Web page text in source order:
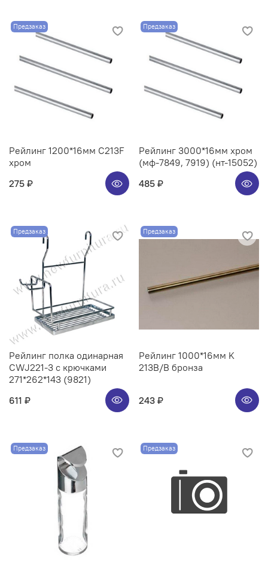
Предзаказ
Рейлинг 1200*16мм C213F
хром
275 ₽
Предзаказ
Рейлинг 3000*16мм хром
(мф-7849, 7919) (нт-15052)
485 ₽
Предзаказ
Рейлинг полка одинарная
CWJ221-3 с крючками
271*262*143 (9821)
611 ₽
Предзаказ
Рейлинг 1000*16мм K
213B/B бронза
243 ₽
Предзаказ Предзаказ